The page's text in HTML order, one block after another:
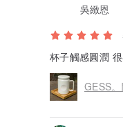
吳緻恩
杯子觸感圓潤
GESS